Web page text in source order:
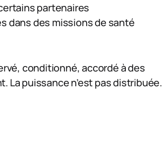
partenaires
dans des missions de santé
conditionné, accordé à des
La puissance n’est pas distribuée.